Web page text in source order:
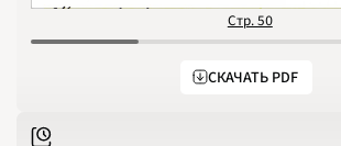
2004
2005
2006
2008
2009
Стр. 50
СКАЧАТЬ PDF